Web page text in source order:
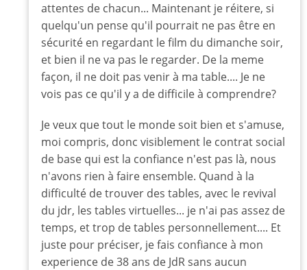
script
avant
de
voir
le
film?
Rappar
attentes de chacun... Maintenant je réitere, si
quelqu'un pense qu'il pourrait ne pas être en
sécurité en regardant le film du dimanche soir,
et bien il ne va pas le regarder. De la meme
façon, il ne doit pas venir à ma table.... Je ne
vois pas ce qu'il y a de difficile à comprendre?
Je veux que tout le monde soit bien et s'amuse,
moi compris, donc visiblement le contrat social
de base qui est la confiance n'est pas là, nous
n'avons rien à faire ensemble. Quand à la
difficulté de trouver des tables, avec le revival
du jdr, les tables virtuelles... je n'ai pas assez de
temps, et trop de tables personnellement.... Et
juste pour préciser, je fais confiance à mon
experience de 38 ans de JdR sans aucun